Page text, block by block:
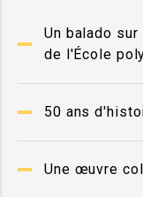
Un balado
de l'École
50 ans
Une œuvre